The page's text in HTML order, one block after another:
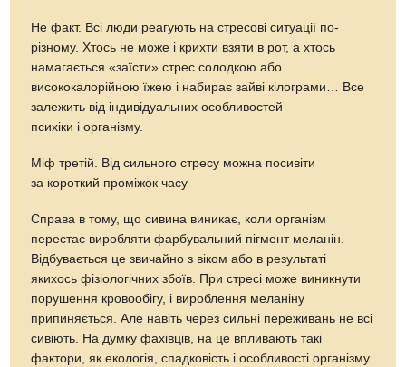
Не факт. Всі люди реагують на стресові ситуації по-
різному. Хтось не може і крихти взяти в рот, а хтось
намагається «заїсти» стрес солодкою або
висококалорійною їжею і набирає зайві кілограми… Все
залежить від індивідуальних особливостей
психіки і організму.
Міф третій. Від сильного стресу можна посивіти
за короткий проміжок часу
Справа в тому, що сивина виникає, коли організм
перестає виробляти фарбувальний пігмент меланін.
Відбувається це звичайно з віком або в результаті
якихось фізіологічних збоїв. При стресі може виникнути
порушення кровообігу, і вироблення меланіну
припиняється. Але навіть через сильні переживань не всі
сивіють. На думку фахівців, на це впливають такі
фактори, як екологія, спадковість і особливості організму.